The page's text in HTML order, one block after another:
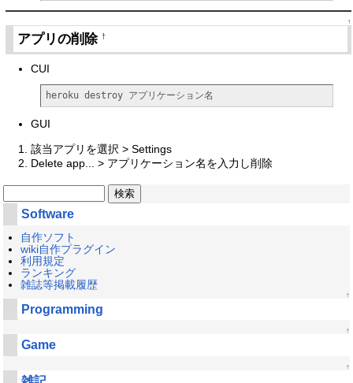
↑
アプリの削除†
CUI
heroku destroy アプリケーション名
GUI
該当アプリを選択 > Settings
Delete app... > アプリケーション名を入力し削除
Software
自作ソフト
wiki自作プラグイン
利用規定
ランキング
雑誌等掲載履歴
↑
Programming
↑
Game
↑